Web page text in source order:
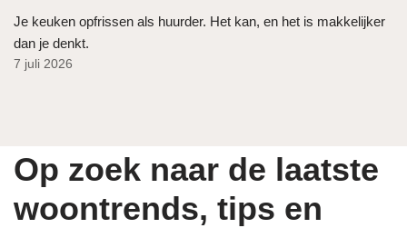
Je keuken opfrissen als huurder. Het kan, en het is makkelijker
dan je denkt.
7 juli 2026
Op zoek naar de laatste
woontrends, tips en